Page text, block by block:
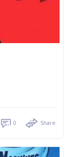
0 Share